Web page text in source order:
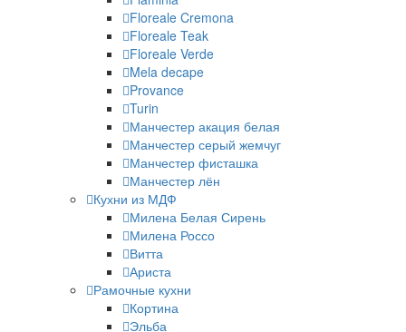
Floreale Cremona
Floreale Teak
Floreale Verde
Mela decape
Provance
Turin
Манчестер акация белая
Манчестер серый жемчуг
Манчестер фисташка
Манчестер лён
Кухни из МДФ
Милена Белая Сирень
Милена Россо
Витта
Ариста
Рамочные кухни
Кортина
Эльба